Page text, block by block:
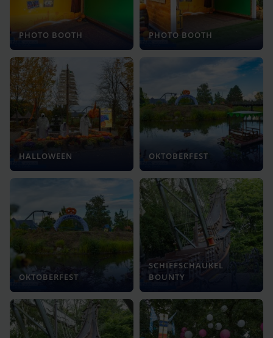
PHOTO BOOTH PHOTO BOOTH
HALLOWEEN OKTOBERFEST
OKTOBERFEST
SCHIFFSCHAUKEL
BOUNTY